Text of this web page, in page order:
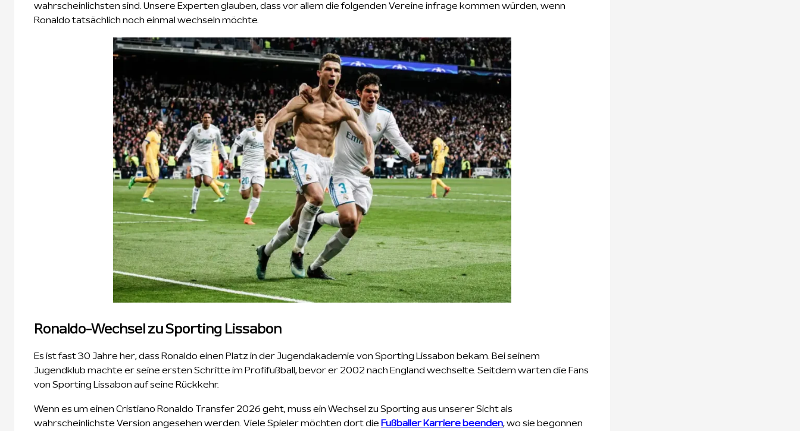
wahrscheinlichsten sind. Unsere Experten glauben, dass vor allem die folgenden Vereine infrage kommen würden, wenn
Ronaldo tatsächlich noch einmal wechseln möchte.
Ronaldo-Wechsel zu Sporting Lissabon
Es ist fast 30 Jahre her, dass Ronaldo einen Platz in der Jugendakademie von Sporting Lissabon bekam. Bei seinem
Jugendklub machte er seine ersten Schritte im Profifußball, bevor er 2002 nach England wechselte. Seitdem warten die Fans
von Sporting Lissabon auf seine Rückkehr.
Wenn es um einen Cristiano Ronaldo Transfer 2026 geht, muss ein Wechsel zu Sporting aus unserer Sicht als
wahrscheinlichste Version angesehen werden. Viele Spieler möchten dort die Fußballer Karriere beenden, wo sie begonnen